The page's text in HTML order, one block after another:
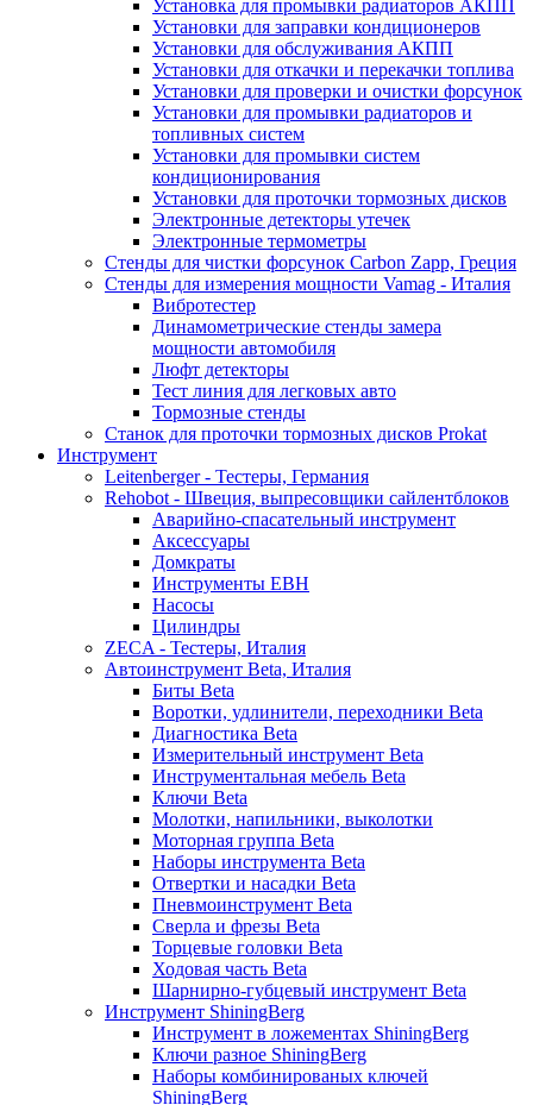
Установка для промывки радиаторов АКПП
Установки для заправки кондиционеров
Установки для обслуживания АКПП
Установки для откачки и перекачки топлива
Установки для проверки и очистки форсунок
Установки для промывки радиаторов и
топливных систем
Установки для промывки систем
кондиционирования
Установки для проточки тормозных дисков
Электронные детекторы утечек
Электронные термометры
Стенды для чистки форсунок Carbon Zapp, Греция
Стенды для измерения мощности Vamag - Италия
Вибротестер
Динамометрические стенды замера
мощности автомобиля
Люфт детекторы
Тест линия для легковых авто
Тормозные стенды
Станок для проточки тормозных дисков Prokat
Инструмент
Leitenberger - Тестеры, Германия
Rehobot - Швеция, выпресовщики сайлентблоков
Аварийно-спасательный инструмент
Аксессуары
Домкраты
Инструменты EBH
Насосы
Цилиндры
ZECA - Тестеры, Италия
Автоинструмент Beta, Италия
Биты Beta
Воротки, удлинители, переходники Beta
Диагностика Beta
Измерительный инструмент Beta
Инструментальная мебель Beta
Ключи Beta
Молотки, напильники, выколотки
Моторная группа Beta
Наборы инструмента Beta
Отвертки и насадки Beta
Пневмоинструмент Beta
Сверла и фрезы Beta
Торцевые головки Beta
Ходовая часть Beta
Шарнирно-губцевый инструмент Beta
Инструмент ShiningBerg
Инструмент в ложементах ShiningBerg
Ключи разное ShiningBerg
Наборы комбинированых ключей
ShiningBerg